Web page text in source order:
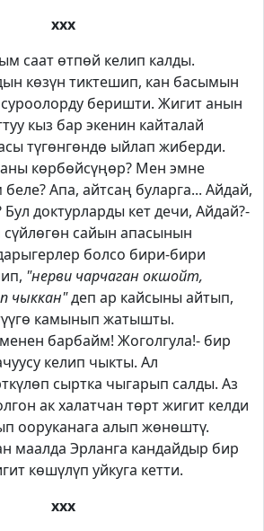
ххх
саат өтпөй келип калды.
көзүн тиктешип, кан басымын
беришти. Жигит анын
кыз бар экенин кайталай
түгөнгөндө ыйлап жиберди.
көрбөйсүңөр? Мен эмне
Апа, айтсаң буларга... Айдай,
Бул доктурларды кет дечи, Айдай?-
сайын апасынын
болсо бири-бири
"нерви чарчаган окшойт,
чыккан"деп ар кайсыны айтып,
камынып жатышты.
барбайм! Жоголгула!- бир
келип чыкты. Ал
сыртка чыгарып салды. Аз
ак халатчан төрт жигит келди
ооруканага алып жөнөштү.
маалда Эрланга кандайдыр бир
көшүлүп уйкуга кетти.
ххх